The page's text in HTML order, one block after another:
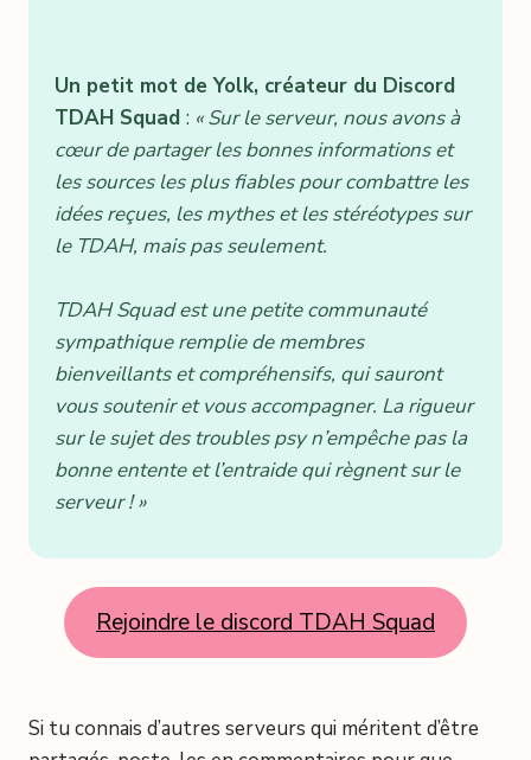
Un petit mot de Yolk, créateur du Discord
TDAH Squad : « Sur le serveur, nous avons à
cœur de partager les bonnes informations et
les sources les plus fiables pour combattre les
idées reçues, les mythes et les stéréotypes sur
le TDAH, mais pas seulement.
TDAH Squad est une petite communauté
sympathique remplie de membres
bienveillants et compréhensifs, qui sauront
vous soutenir et vous accompagner. La rigueur
sur le sujet des troubles psy n’empêche pas la
bonne entente et l’entraide qui règnent sur le
serveur ! »
Rejoindre le discord TDAH Squad
Si tu connais d’autres serveurs qui méritent d’être